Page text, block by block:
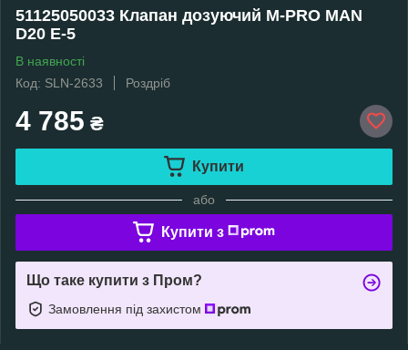
51125050033 Клапан дозуючий M-PRO MAN
D20 E-5
В наявності
Код: SLN-2633
Роздріб
4 785 ₴
Купити
або
Купити з
Що таке купити з Пром?
Замовлення під захистом